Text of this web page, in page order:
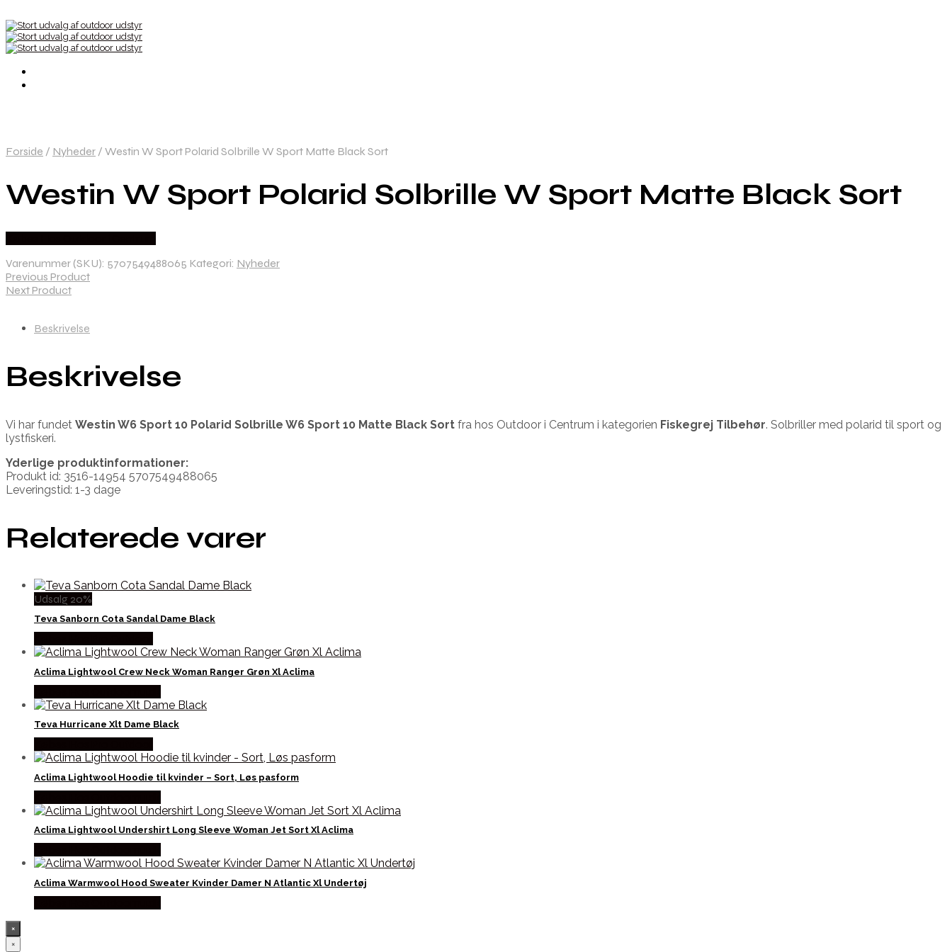
Forside / Nyheder / Westin W Sport Polarid Solbrille W Sport Matte Black Sort
Westin W Sport Polarid Solbrille W Sport Matte Black Sort
Varenummer (SKU): 5707549488065 Kategori: Nyheder
Previous Product
Next Product
Beskrivelse
Beskrivelse
Vi har fundet Westin W6 Sport 10 Polarid Solbrille W6 Sport 10 Matte Black Sort fra hos Outdoor i Centrum i kategorien Fiskegrej Tilbehør. Solbriller med polarid til sport og
lystfiskeri.
Yderlige produktinformationer:
Produkt id: 3516-14954 5707549488065
Leveringstid: 1-3 dage
Relaterede varer
Udsalg 20%
Teva Sanborn Cota Sandal Dame Black
Aclima Lightwool Crew Neck Woman Ranger Grøn Xl Aclima
Teva Hurricane Xlt Dame Black
Aclima Lightwool Hoodie til kvinder – Sort, Løs pasform
Aclima Lightwool Undershirt Long Sleeve Woman Jet Sort Xl Aclima
Aclima Warmwool Hood Sweater Kvinder Damer N Atlantic Xl Undertøj
×
×